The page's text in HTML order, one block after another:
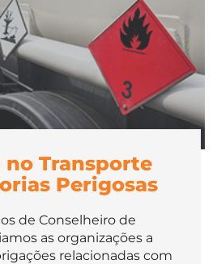
no Transporte
Perigosas
de Conselheiro de
as organizações a
relacionadas com